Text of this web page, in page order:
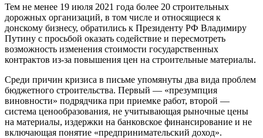
Тем не менее 19 июля 2021 года более 20 строительных
дорожных организаций, в том числе и относящиеся к
донскому бизнесу, обратились к Президенту РФ Владимиру
Путину с просьбой оказать содействие и пересмотреть
возможность изменения стоимости государственных
контрактов из-за повышения цен на строительные материалы.
Среди причин кризиса в письме упомянуты два вида проблем
бюджетного строительства. Первый — «презумпция
виновности» подрядчика при приемке работ, второй —
система ценообразования, не учитывающая рыночные цены
на материалы, издержки на банковское финансирование и не
включающая понятие «предпринимательский доход».